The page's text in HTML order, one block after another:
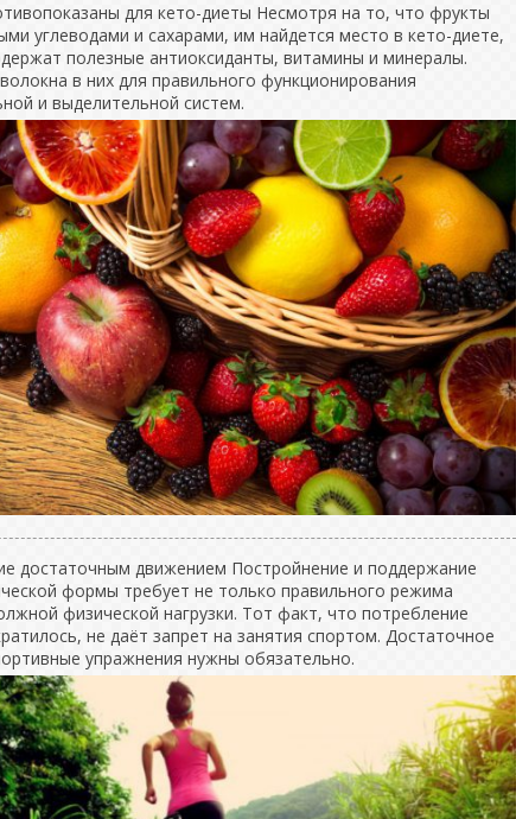
для кето-диеты Несмотря на то, что фрукты
углеводами и сахарами, им найдется место в кето-диете,
полезные антиоксиданты, витамины и минералы.
в них для правильного функционирования
и выделительной систем.
достаточным движением Постройнение и поддержание
формы требует не только правильного режима
физической нагрузки. Тот факт, что потребление
не даёт запрет на занятия спортом. Достаточное
упражнения нужны обязательно.